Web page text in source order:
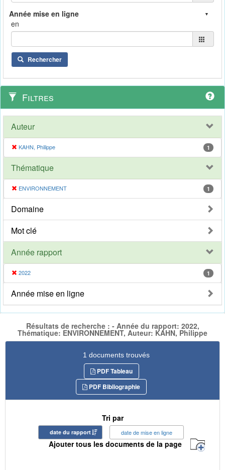
en
Rechercher
Filtres
Auteur
KAHN, Philippe 1
Thématique
ENVIRONNEMENT 1
Domaine
Mot clé
Année rapport
2022 1
Année mise en ligne
Résultats de recherche : - Année du rapport: 2022,
Thématique: ENVIRONNEMENT, Auteur: KAHN, Philippe
1 documents trouvés
PDF Tableau
PDF Bibliographie
Tri par
date du rapport date de mise en ligne
Ajouter tous les documents de la page